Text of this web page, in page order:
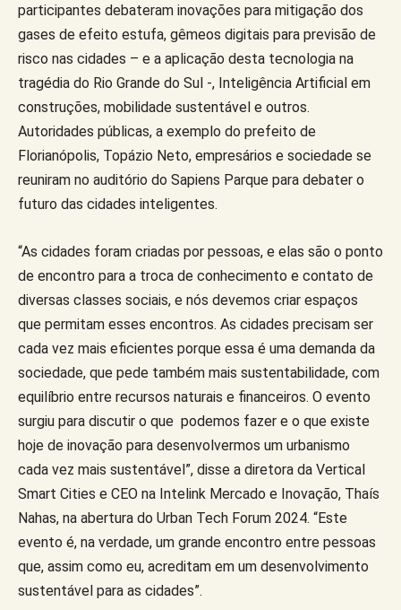
participantes debateram inovações para mitigação dos
gases de efeito estufa, gêmeos digitais para previsão de
risco nas cidades – e a aplicação desta tecnologia na
tragédia do Rio Grande do Sul -, Inteligência Artificial em
construções, mobilidade sustentável e outros.
Autoridades públicas, a exemplo do prefeito de
Florianópolis, Topázio Neto, empresários e sociedade se
reuniram no auditório do Sapiens Parque para debater o
futuro das cidades inteligentes.
“As cidades foram criadas por pessoas, e elas são o ponto
de encontro para a troca de conhecimento e contato de
diversas classes sociais, e nós devemos criar espaços
que permitam esses encontros. As cidades precisam ser
cada vez mais eficientes porque essa é uma demanda da
sociedade, que pede também mais sustentabilidade, com
equilíbrio entre recursos naturais e financeiros. O evento
surgiu para discutir o que podemos fazer e o que existe
hoje de inovação para desenvolvermos um urbanismo
cada vez mais sustentável”, disse a diretora da Vertical
Smart Cities e CEO na Intelink Mercado e Inovação, Thaís
Nahas, na abertura do Urban Tech Forum 2024. “Este
evento é, na verdade, um grande encontro entre pessoas
que, assim como eu, acreditam em um desenvolvimento
sustentável para as cidades”.